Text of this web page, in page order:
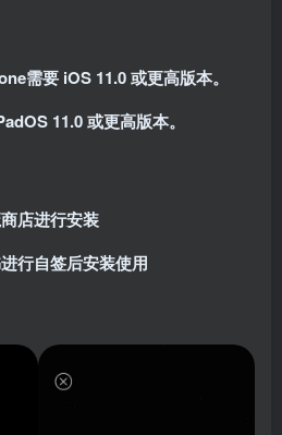
需要 iOS 11.0 或更高版本。
11.0 或更高版本。
店进行安装
行自签后安装使用
同意